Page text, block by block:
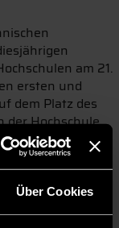
Über Cookies
am 21.
ersten und
dem Platz des
der Hochschule
Technischen
das THD-